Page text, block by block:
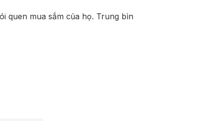
quen mua sắm của họ. Trung bìn